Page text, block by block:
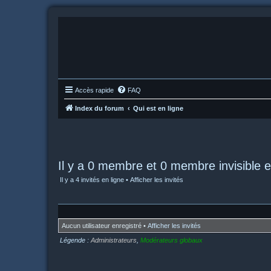
Accès rapide FAQ
Index du forum Qui est en ligne
Il y a 0 membre et 0 membre invisible
Il y a 4 invités en ligne • Afficher les invités
Aucun utilisateur enregistré • Afficher les invités
Légende : Administrateurs Modérateurs globaux